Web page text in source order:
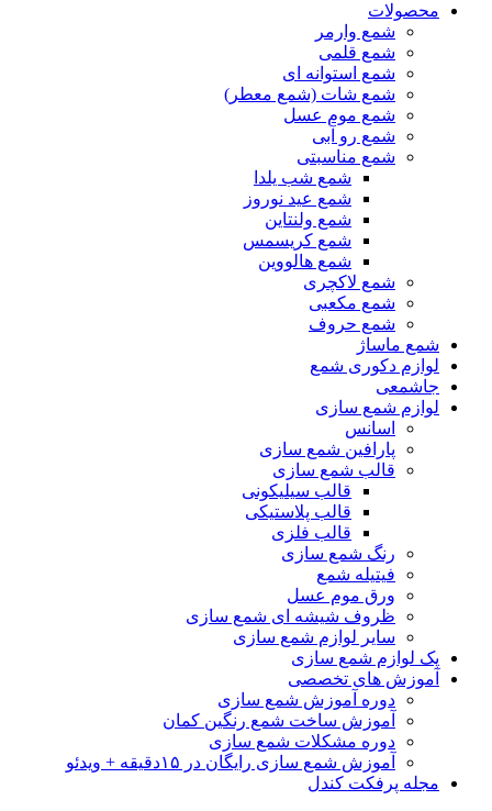
محصولات
شمع وارمر
شمع قلمی
شمع استوانه ای
شمع شات (شمع معطر)
شمع موم عسل
شمع رو آبی
شمع مناسبتی
شمع شب یلدا
شمع عید نوروز
شمع ولنتاین
شمع کریسمس
شمع هالووین
شمع لاکچری
شمع مکعبی
شمع حروف
شمع ماساژ
لوازم دکوری شمع
جاشمعی
لوازم شمع سازی
اسانس
پارافین شمع سازی
قالب شمع سازی
قالب سیلیکونی
قالب پلاستیکی
قالب فلزی
رنگ شمع سازی
فیتیله شمع
ورق موم عسل
ظروف شیشه ای شمع سازی
سایر لوازم شمع سازی
پک لوازم شمع سازی
آموزش های تخصصی
دوره آموزش شمع سازی
آموزش ساخت شمع رنگین کمان
دوره مشکلات شمع سازی
آموزش شمع سازی رایگان در ۱۵دقیقه + ویدئو
مجله پرفکت کندل